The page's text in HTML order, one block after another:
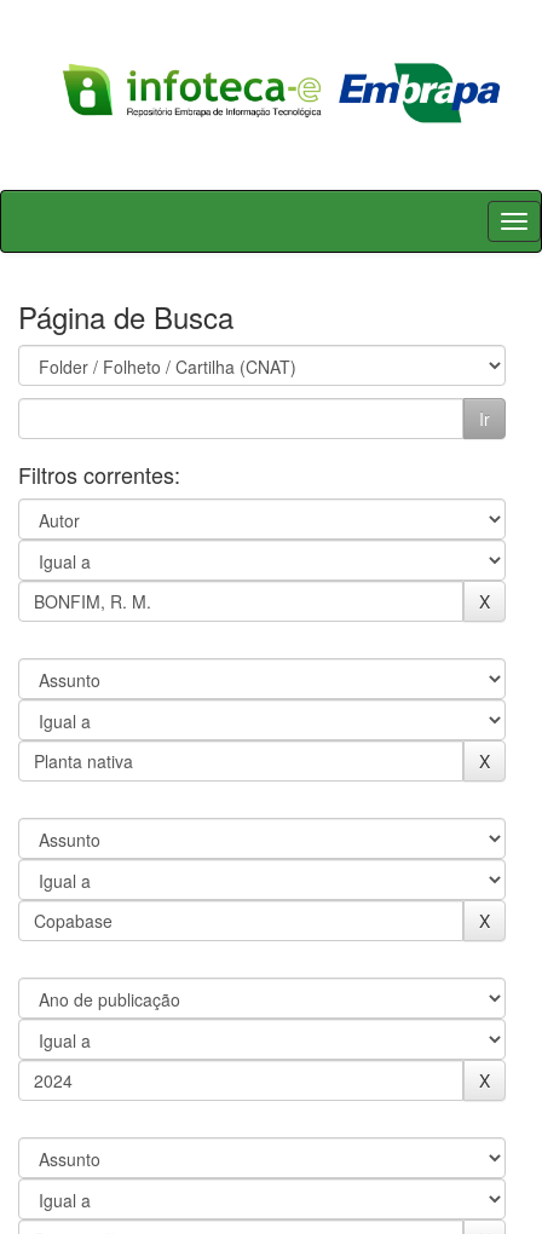
Skip
Página de Busca
Filtros correntes: